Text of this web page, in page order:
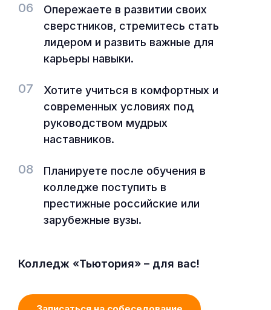
06
Опережаете в развитии своих
сверстников, стремитесь стать
лидером и развить важные для
карьеры навыки.
07
Хотите учиться в комфортных и
современных условиях под
руководством мудрых
наставников.
08
Планируете после обучения в
колледже поступить в
престижные российские или
зарубежные вузы.
Колледж «Тьютория» – для вас!